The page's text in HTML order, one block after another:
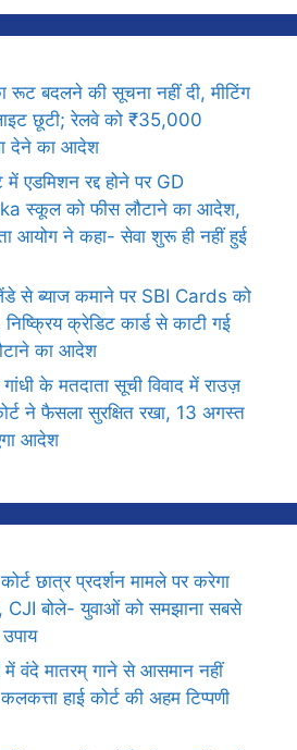
रूट बदलने की सूचना नहीं दी, मीटिंग
छूटी; रेलवे को ₹35,000
देने का आदेश
एडमिशन रद्द होने पर GD
स्कूल को फीस लौटाने का आदेश,
आयोग ने कहा- सेवा शुरू ही नहीं हुई
से ब्याज कमाने पर SBI Cards को
क्रेडिट कार्ड से काटी गई
का आदेश
गांधी के मतदाता सूची विवाद में राउज़
ने फैसला सुरक्षित रखा, 13 अगस्त
आदेश
छात्र प्रदर्शन मामले पर करेगा
CJI बोले- युवाओं को समझाना सबसे
उपाय
में वंदे मातरम् गाने से आसमान नहीं
कलकत्ता हाई कोर्ट की अहम टिप्पणी